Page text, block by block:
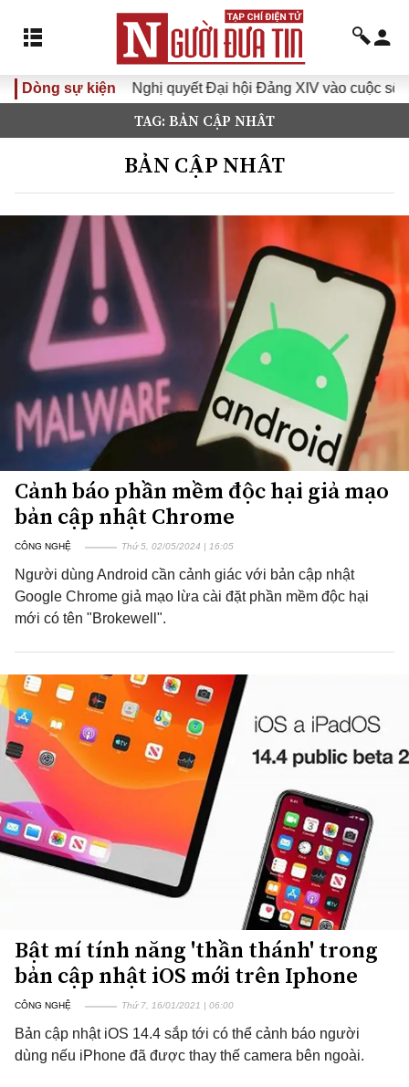
Dòng sự kiện
quyết Đại hội Đảng XIV vào cuộc sống Hướng tới
TAG: BẢN CẬP NHÂT
BẢN CẬP NHÂT
Cảnh báo phần mềm độc hại giả mạo
bản cập nhật Chrome
CÔNG NGHỆ Thứ 5, 02/05/2024 | 16:05
Người dùng Android cần cảnh giác với bản cập nhật
Google Chrome giả mạo lừa cài đặt phần mềm độc hại
mới có tên "Brokewell".
Bật mí tính năng 'thần thánh' trong
bản cập nhật iOS mới trên Iphone
CÔNG NGHỆ Thứ 7, 16/01/2021 | 06:00
Bản cập nhật iOS 14.4 sắp tới có thể cảnh báo người
dùng nếu iPhone đã được thay thế camera bên ngoài.